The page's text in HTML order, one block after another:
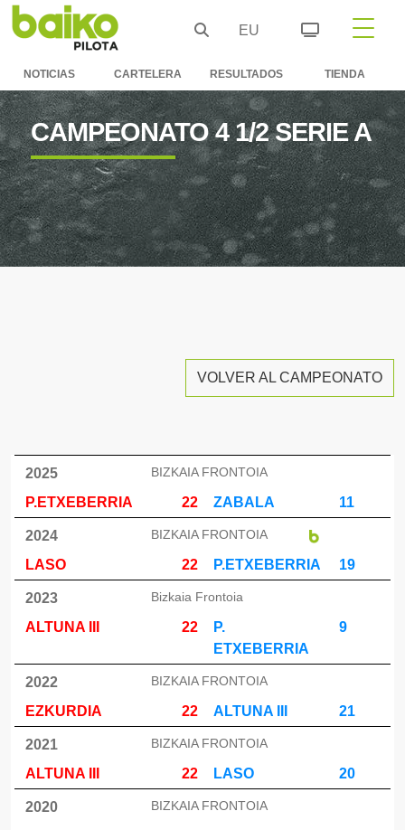
EU
NOTICIAS CARTELERA RESULTADOS TIENDA
CAMPEONATO 4 1/2 SERIE A
VOLVER AL CAMPEONATO
2025
P.ETXEBERRIA
22 ZABALA 11
BIZKAIA FRONTOIA
2024
LASO
22 P.ETXEBERRIA 19
BIZKAIA FRONTOIA
2023
ALTUNA III
22
P.
ETXEBERRIA
9
Bizkaia Frontoia
2022
EZKURDIA
22 ALTUNA III 21
BIZKAIA FRONTOIA
2021
ALTUNA III
22 LASO 20
BIZKAIA FRONTOIA
2020
BIZKAIA FRONTOIA